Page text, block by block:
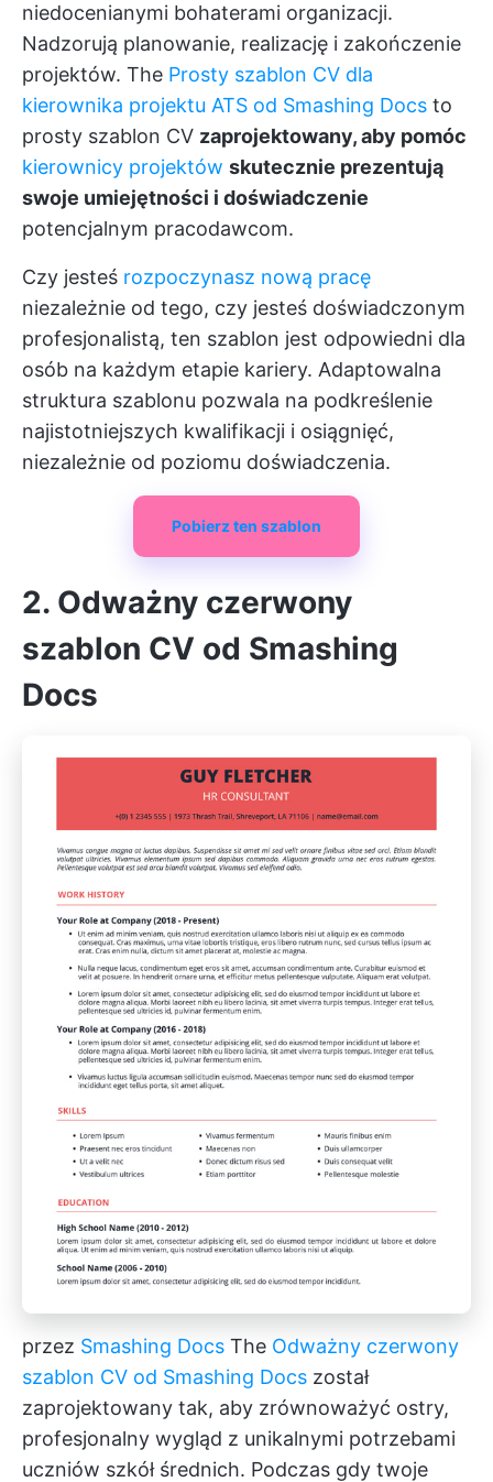
niedocenianymi bohaterami organizacji.
Nadzorują planowanie, realizację i zakończenie
projektów. The Prosty szablon CV dla
kierownika projektu ATS od Smashing Docs to
prosty szablon CV zaprojektowany, aby pomóc
kierownicy projektów skutecznie prezentują
swoje umiejętności i doświadczenie
potencjalnym pracodawcom.
Czy jesteś rozpoczynasz nową pracę
niezależnie od tego, czy jesteś doświadczonym
profesjonalistą, ten szablon jest odpowiedni dla
osób na każdym etapie kariery. Adaptowalna
struktura szablonu pozwala na podkreślenie
najistotniejszych kwalifikacji i osiągnięć,
niezależnie od poziomu doświadczenia.
Pobierz ten szablon
2. Odważny czerwony
szablon CV od Smashing
Docs
przez Smashing Docs The Odważny czerwony
szablon CV od Smashing Docs został
zaprojektowany tak, aby zrównoważyć ostry,
profesjonalny wygląd z unikalnymi potrzebami
uczniów szkół średnich. Podczas gdy twoje